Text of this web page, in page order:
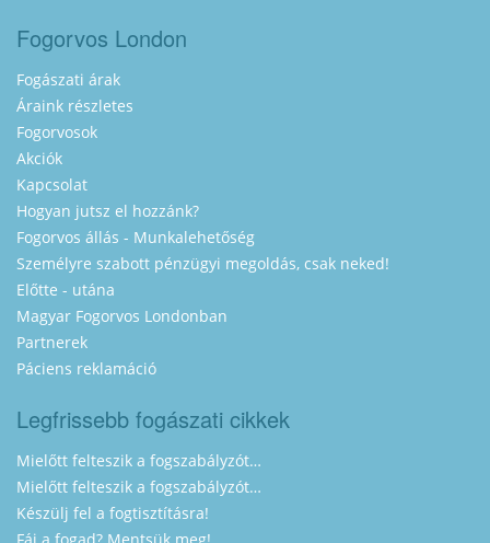
Fogorvos London
Fogászati árak
Áraink részletes
Fogorvosok
Akciók
Kapcsolat
Hogyan jutsz el hozzánk?
Fogorvos állás - Munkalehetőség
Személyre szabott pénzügyi megoldás, csak neked!
Előtte - utána
Magyar Fogorvos Londonban
Partnerek
Páciens reklamáció
Legfrissebb fogászati cikkek
Mielőtt felteszik a fogszabályzót…
Mielőtt felteszik a fogszabályzót…
Készülj fel a fogtisztításra!